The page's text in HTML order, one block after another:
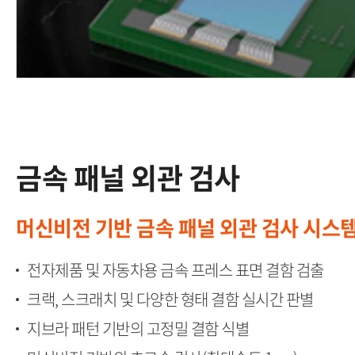
금속 패널 외관 검사​
머신비전 기반 금속 패널 외관 검사 시스
전자제품 및 자동차용 금속 프레스 표면 결함 검출​
크랙, 스크래치 및 다양한 형태 결함 실시간 판별​
지브라 패턴 기반의 고정밀 결함 식별​